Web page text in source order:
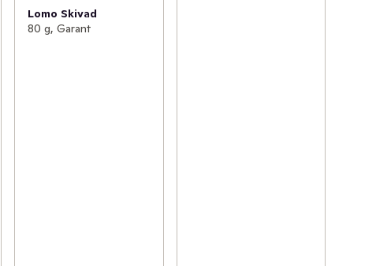
Lomo Skivad
80 g, Garant